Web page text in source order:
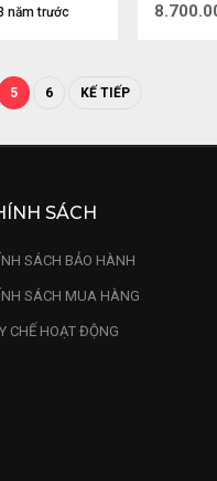
thường, thờ
thuận lợi
hút nhiều tài lộc
năm trước
5 6 KẾ TIẾP
SÁCH
SÁCH BẢO HÀNH
SÁCH MUA HÀNG
CHẾ HOẠT ĐỘNG